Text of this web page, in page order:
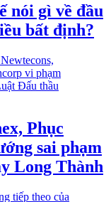
nói gì về đầu
bất định?
Phục
sai phạm
Long Thành